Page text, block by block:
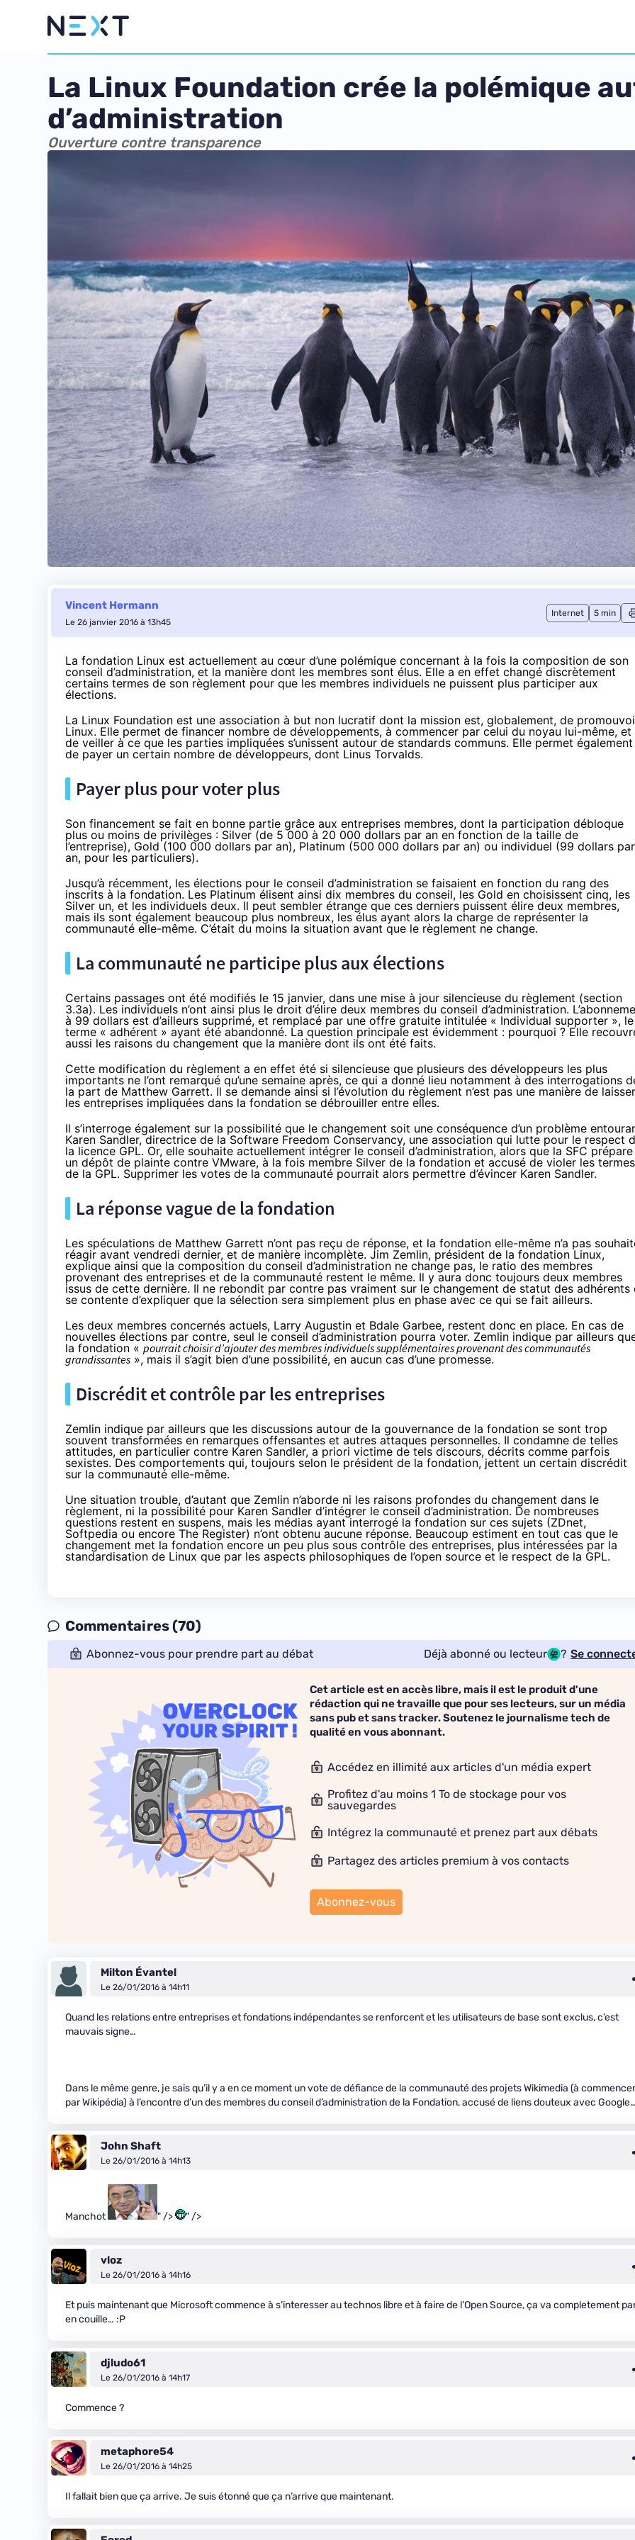
La Linux Foundation crée la polémique
d’administration
Ouverture contre transparence
Vincent Hermann
Le 26 janvier 2016 à 13h45
Internet 5 min
La fondation Linux est actuellement au cœur d’une polémique concernant à la fois la composition de son
conseil d’administration, et la manière dont les membres sont élus. Elle a en effet changé discrètement
certains termes de son règlement pour que les membres individuels ne puissent plus participer aux
élections.
La Linux Foundation est une association à but non lucratif dont la mission est, globalement, de
Linux. Elle permet de financer nombre de développements, à commencer par celui du noyau lui-même, et
de veiller à ce que les parties impliquées s’unissent autour de standards communs. Elle permet également
de payer un certain nombre de développeurs, dont Linus Torvalds.
Payer plus pour voter plus
Son financement se fait en bonne partie grâce aux entreprises membres, dont la participation débloque
plus ou moins de privilèges : Silver (de 5 000 à 20 000 dollars par an en fonction de la taille de
l’entreprise), Gold (100 000 dollars par an), Platinum (500 000 dollars par an) ou individuel (99 dollars par
an, pour les particuliers).
Jusqu’à récemment, les élections pour le conseil d’administration se faisaient en fonction du rang des
inscrits à la fondation. Les Platinum élisent ainsi dix membres du conseil, les Gold en choisissent cinq, les
Silver un, et les individuels deux. Il peut sembler étrange que ces derniers puissent élire deux membres,
mais ils sont également beaucoup plus nombreux, les élus ayant alors la charge de représenter la
communauté elle-même. C’était du moins la situation avant que le règlement ne change.
La communauté ne participe plus aux élections
Certains passages ont été modifiés le 15 janvier, dans une mise à jour silencieuse du règlement (section
3.3a). Les individuels n’ont ainsi plus le droit d’élire deux membres du conseil d’administration.
à 99 dollars est d’ailleurs supprimé, et remplacé par une offre gratuite intitulée « Individual supporter », le
terme « adhérent » ayant été abandonné. La question principale est évidemment : pourquoi ? Elle
aussi les raisons du changement que la manière dont ils ont été faits.
Cette modification du règlement a en effet été si silencieuse que plusieurs des développeurs les plus
importants ne l’ont remarqué qu’une semaine après, ce qui a donné lieu notamment à des interrogations
la part de Matthew Garrett. Il se demande ainsi si l’évolution du règlement n’est pas une manière de laisser
les entreprises impliquées dans la fondation se débrouiller entre elles.
Il s’interroge également sur la possibilité que le changement soit une conséquence d’un problème
Karen Sandler, directrice de la Software Freedom Conservancy, une association qui lutte pour le respect
la licence GPL. Or, elle souhaite actuellement intégrer le conseil d’administration, alors que la SFC prépare
un dépôt de plainte contre VMware, à la fois membre Silver de la fondation et accusé de violer les termes
de la GPL. Supprimer les votes de la communauté pourrait alors permettre d’évincer Karen Sandler.
La réponse vague de la fondation
Les spéculations de Matthew Garrett n’ont pas reçu de réponse, et la fondation elle-même n’a pas
réagir avant vendredi dernier, et de manière incomplète. Jim Zemlin, président de la fondation Linux,
explique ainsi que la composition du conseil d’administration ne change pas, le ratio des membres
provenant des entreprises et de la communauté restent le même. Il y aura donc toujours deux membres
issus de cette dernière. Il ne rebondit par contre pas vraiment sur le changement de statut des adhérents
se contente d’expliquer que la sélection sera simplement plus en phase avec ce qui se fait ailleurs.
Les deux membres concernés actuels, Larry Augustin et Bdale Garbee, restent donc en place. En cas de
nouvelles élections par contre, seul le conseil d’administration pourra voter. Zemlin indique par ailleurs
la fondation « pourrait choisir d’ajouter des membres individuels supplémentaires provenant des communautés
grandissantes », mais il s’agit bien d’une possibilité, en aucun cas d’une promesse.
Discrédit et contrôle par les entreprises
Zemlin indique par ailleurs que les discussions autour de la gouvernance de la fondation se sont trop
souvent transformées en remarques offensantes et autres attaques personnelles. Il condamne de telles
attitudes, en particulier contre Karen Sandler, a priori victime de tels discours, décrits comme parfois
sexistes. Des comportements qui, toujours selon le président de la fondation, jettent un certain discrédit
sur la communauté elle-même.
Une situation trouble, d’autant que Zemlin n’aborde ni les raisons profondes du changement dans le
règlement, ni la possibilité pour Karen Sandler d’intégrer le conseil d’administration. De nombreuses
questions restent en suspens, mais les médias ayant interrogé la fondation sur ces sujets (ZDnet,
Softpedia ou encore The Register) n’ont obtenu aucune réponse. Beaucoup estiment en tout cas que le
changement met la fondation encore un peu plus sous contrôle des entreprises, plus intéressées par la
standardisation de Linux que par les aspects philosophiques de l’open source et le respect de la GPL.
Commentaires (70)
Abonnez-vous pour prendre part au débat Déjà abonné ou lecteur ? Se
Cet article est en accès libre, mais il est le produit d'une
rédaction qui ne travaille que pour ses lecteurs, sur un média
sans pub et sans tracker. Soutenez le journalisme tech de
qualité en vous abonnant.
Accédez en illimité aux articles d'un média expert
Profitez d'au moins 1 To de stockage pour vos
sauvegardes
Intégrez la communauté et prenez part aux débats
Partagez des articles premium à vos contacts
Abonnez-vous
Milton Évantel
Le 26/01/2016 à 14h11
Quand les relations entre entreprises et fondations indépendantes se renforcent et les utilisateurs de base sont exclus, c’est
mauvais signe…
Dans le même genre, je sais qu’il y a en ce moment un vote de défiance de la communauté des projets Wikimedia (à commencer
par Wikipédia) à l’encontre d’un des membres du conseil d’administration de la Fondation, accusé de liens douteux avec
John Shaft
Le 26/01/2016 à 14h13
Manchot " /> " />
vloz
Le 26/01/2016 à 14h16
Et puis maintenant que Microsoft commence à s’interesser au technos libre et à faire de l’Open Source, ça va completement
en couille… :P
djludo61
Le 26/01/2016 à 14h17
Commence ?
metaphore54
Le 26/01/2016 à 14h25
Il fallait bien que ça arrive. Je suis étonné que ça n’arrive que maintenant.